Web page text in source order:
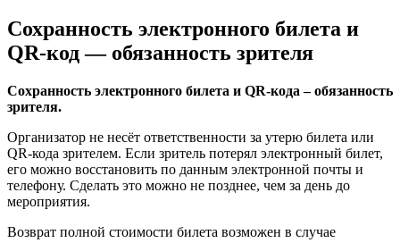
Сохранность электронного билета и
QR-код — обязанность зрителя
Сохранность электронного билета и QR-кода – обязанность
зрителя.
Организатор не несёт ответственности за утерю билета или
QR-кода зрителем. Если зритель потерял электронный билет,
его можно восстановить по данным электронной почты и
телефону. Сделать это можно не позднее, чем за день до
мероприятия.
Возврат полной стоимости билета возможен в случае